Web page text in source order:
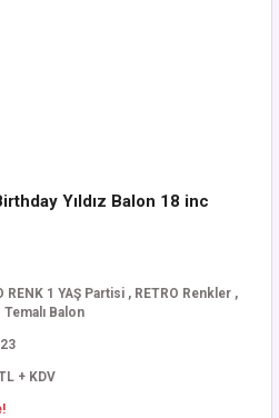
Yıldız Balon 18 inc
RENK 1 YAŞ Partisi , RETRO Renkler ,
Temalı Balon
+ KDV